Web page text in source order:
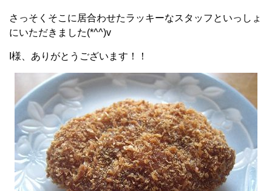
さっそくそこに居合わせたラッキーなスタッフといっしょ
にいただきました(*^^)v
I様、ありがとうございます！！